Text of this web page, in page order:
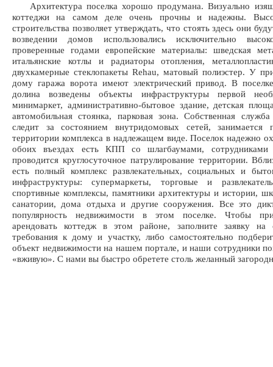
Архитектура поселка хорошо продумана. Визуально
коттеджи на самом деле очень прочны и надежны.
строительства позволяет утверждать, что стоять здесь они
возведении домов использовались исключительно
проверенные годами европейские материалы: шведская
итальянские котлы и радиаторы отопления,
двухкамерные стеклопакеты Rehau, матовый полиэстер. У
дому гаража ворота имеют электрический привод. В
долина возведены объекты инфраструктуры первой
минимаркет, административно-бытовое здание, детская
автомобильная стоянка, парковая зона. Собственная служба
следит за состоянием внутридомовых сетей, занимается
территории комплекса в надлежащем виде. Поселок надежно
обоих въездах есть КПП со шлагбаумами, сотрудниками
проводится круглосуточное патрулирование территории.
есть полный комплекс развлекательных, социальных и
инфраструктуры: супермаркеты, торговые и
спортивные комплексы, памятники архитектуры и истории,
санатории, дома отдыха и другие сооружения. Все это
популярность недвижимости в этом поселке. Чтобы
арендовать коттедж в этом районе, заполните заявку на
требования к дому и участку, либо самостоятельно
объект недвижимости на нашем портале, и наши сотрудники
«вживую». С нами вы быстро обретете столь желанный